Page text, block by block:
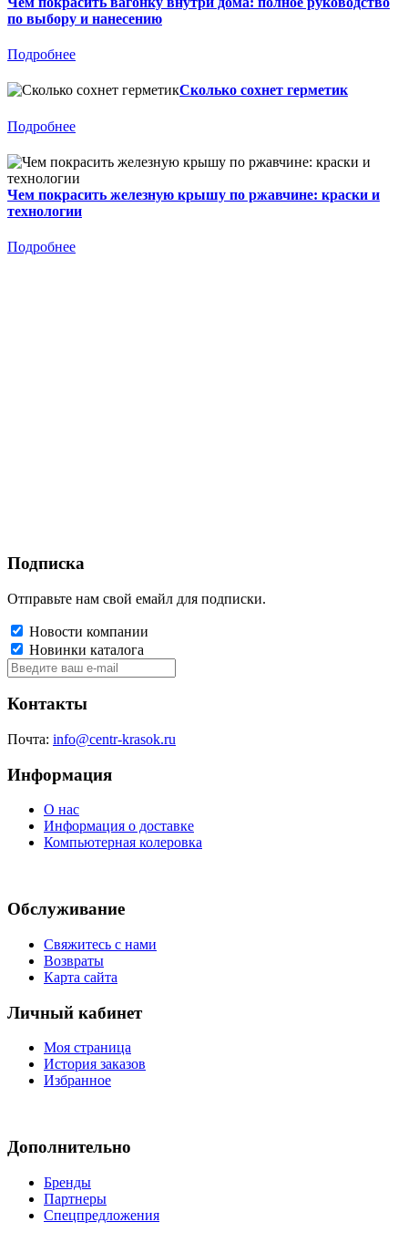
по выбору и нанесению
Подробнее
Сколько сохнет герметик
Подробнее
Чем покрасить железную крышу по ржавчине: краски и
технологии
Подробнее
Подписка
Отправьте нам свой емайл для подписки.
Новости компании
Новинки каталога
Контакты
Почта: info@centr-krasok.ru
Информация
О нас
Информация о доставке
Компьютерная колеровка
Обслуживание
Свяжитесь с нами
Возвраты
Карта сайта
Личный кабинет
Моя страница
История заказов
Избранное
Дополнительно
Бренды
Партнеры
Спецпредложения